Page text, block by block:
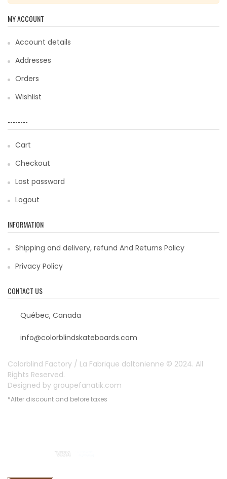
MY ACCOUNT
Account details
Addresses
Orders
Wishlist
--------
Cart
Checkout
Lost password
Logout
INFORMATION
Shipping and delivery, refund And Returns Policy
Privacy Policy
CONTACT US
Québec, Canada
info@colorblindskateboards.com
Colorblind Factory / La Fabrique daltonienne © 2024. All
Rights Reserved.
Designed by groupefanatik.com
*After discount and before taxes